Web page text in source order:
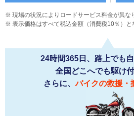
現場の状況によりロードサービス料金が異な
表示価格はすべて税込金額（消費税10％）と
24時間365日、路上でも
全国どこへでも駆け付
さらに、バイクの救援・